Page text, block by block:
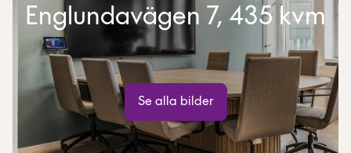
Englundavägen 7, 435 kvm
Se alla bilder